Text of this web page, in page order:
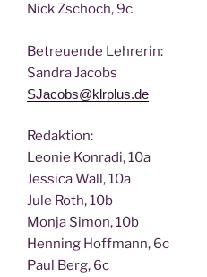
Nick Zscho­ch, 9c
Betreu­en­de Lehrerin:
San­dra Jacobs
SJacobs@klrplus.de
Redak­ti­on:
Leo­nie Kon­ra­di, 10a
Jes­si­ca Wall, 10a
Jule Roth, 10b
Mon­ja Simon, 10b
Hen­ning Hoff­mann, 6c
Paul Berg, 6c